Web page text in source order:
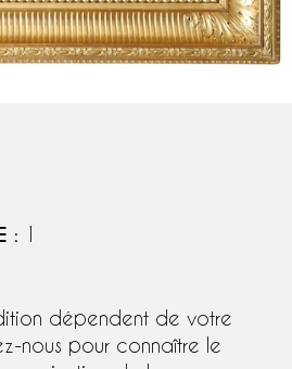
: 1
dépendent de votre
nous pour connaître le